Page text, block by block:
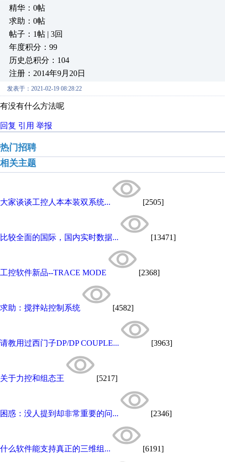
精华：0帖
求助：0帖
帖子：1帖 | 3回
年度积分：99
历史总积分：104
注册：2014年9月20日
发表于：2021-02-19 08:28:22
有没有什么方法呢
回复 引用 举报
热门招聘
相关主题
大家谈谈工控人本本装双系统... [2505]
比较全面的国际，国内实时数据... [13471]
工控软件新品--TRACE MODE [2368]
求助：搅拌站控制系统 [4582]
请教用过西门子DP/DP COUPLE... [3963]
关于力控和组态王 [5217]
困惑：没人提到却非常重要的问... [2346]
什么软件能支持真正的三维组... [6191]